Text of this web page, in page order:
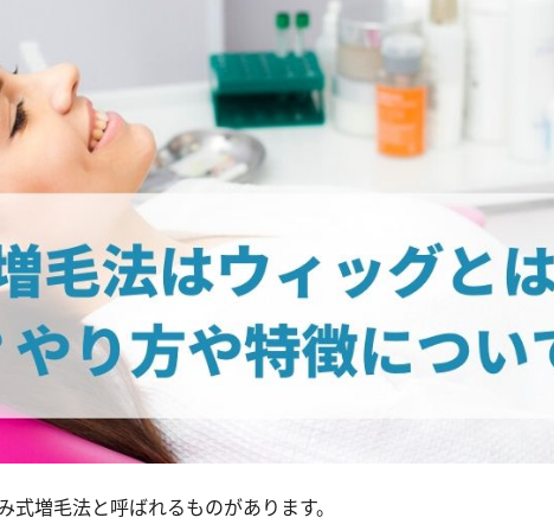
増毛法と呼ばれるものがあります。